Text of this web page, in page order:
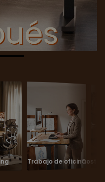
Trabajo de oficinaCostura y